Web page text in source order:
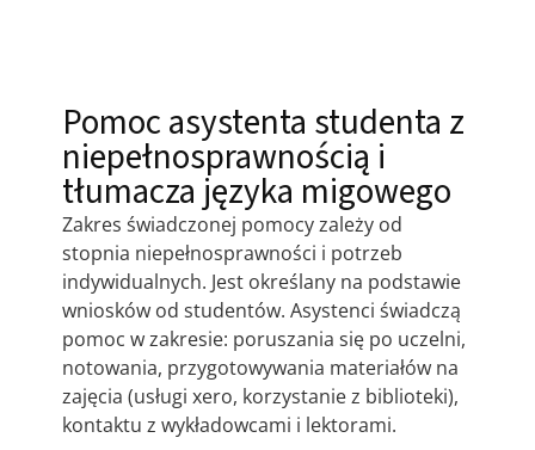
Pomoc asystenta studenta z
niepełnosprawnością i
tłumacza języka migowego
Zakres świadczonej pomocy zależy od
stopnia niepełnosprawności i potrzeb
indywidualnych. Jest określany na podstawie
wniosków od studentów. Asystenci świadczą
pomoc w zakresie: poruszania się po uczelni,
notowania, przygotowywania materiałów na
zajęcia (usługi xero, korzystanie z biblioteki),
kontaktu z wykładowcami i lektorami.